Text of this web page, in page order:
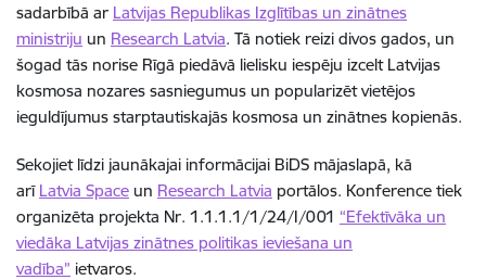
sadarbībā ar Latvijas Republikas Izglītības un zinātnes
ministriju un Research Latvia. Tā notiek reizi divos gados, un
šogad tās norise Rīgā piedāvā lielisku iespēju izcelt Latvijas
kosmosa nozares sasniegumus un popularizēt vietējos
ieguldījumus starptautiskajās kosmosa un zinātnes kopienās.
Sekojiet līdzi jaunākajai informācijai BiDS mājaslapā, kā
arī Latvia Space un Research Latvia portālos. Konference tiek
organizēta projekta Nr. 1.1.1.1/1/24/I/001 “Efektīvāka un
viedāka Latvijas zinātnes politikas ieviešana un
vadība” ietvaros.